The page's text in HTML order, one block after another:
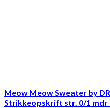
Meow Meow Sweater by
Strikkeopskrift str. 0/1 mdr